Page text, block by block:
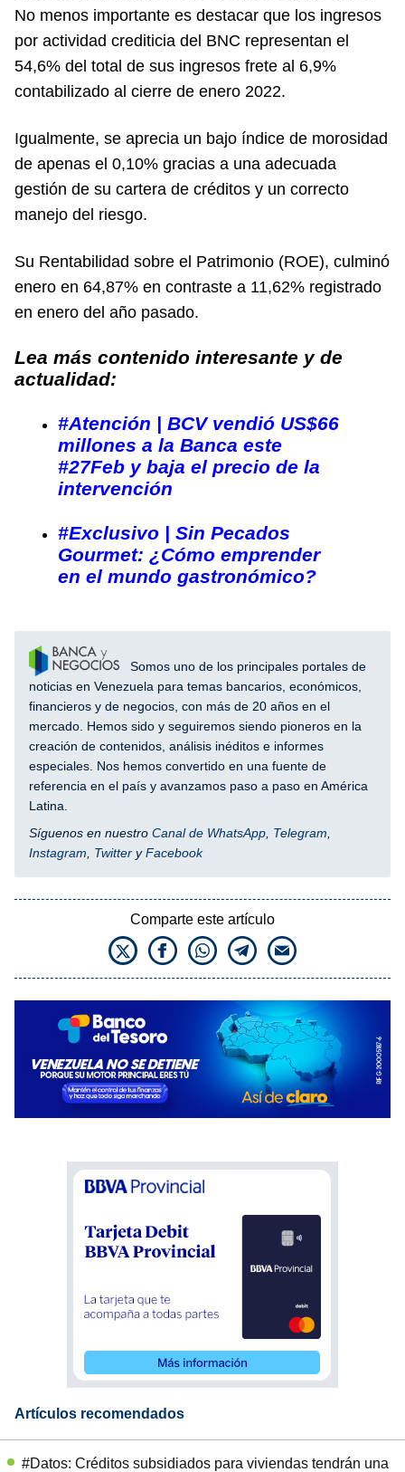
No menos importante es destacar que los ingresos
por actividad crediticia del BNC representan el
54,6% del total de sus ingresos frete al 6,9%
contabilizado al cierre de enero 2022.
Igualmente, se aprecia un bajo índice de morosidad
de apenas el 0,10% gracias a una adecuada
gestión de su cartera de créditos y un correcto
manejo del riesgo.
Su Rentabilidad sobre el Patrimonio (ROE), culminó
enero en 64,87% en contraste a 11,62% registrado
en enero del año pasado.
Lea más contenido interesante y de
actualidad:
#Atención | BCV vendió US$66
millones a la Banca este
#27Feb y baja el precio de la
intervención
#Exclusivo | Sin Pecados
Gourmet: ¿Cómo emprender
en el mundo gastronómico?
Somos uno de los principales portales de
noticias en Venezuela para temas bancarios, económicos,
financieros y de negocios, con más de 20 años en el
mercado. Hemos sido y seguiremos siendo pioneros en la
creación de contenidos, análisis inéditos e informes
especiales. Nos hemos convertido en una fuente de
referencia en el país y avanzamos paso a paso en América
Latina.
Síguenos en nuestro Canal de WhatsApp Telegram
Instagram
Twitter yFacebook
Comparte este artículo
Artículos recomendados
#Datos: Créditos subsidiados para viviendas tendrán una